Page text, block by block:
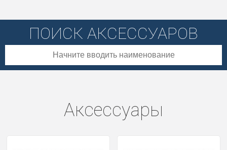
ПОИСК АКСЕССУАРОВ
Аксессуары